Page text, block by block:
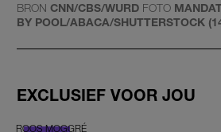
BRON CNN/CBS/WURD FOTO
BY POOL/ABACA/SHUTTERSTOCK
EXCLUSIEF VOOR JOU
ROOS MOGGRÉ